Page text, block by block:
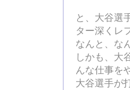
と、大谷選
ター深くレ
なんと、な
しかも、大
んな仕事を
大谷選手が